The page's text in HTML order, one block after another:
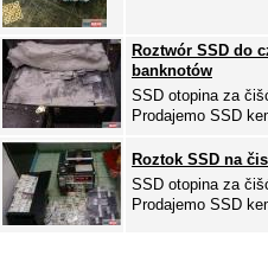
Roztwór SSD do
banknotów
SSD otopina za
Prodajemo SSD
Roztok SSD na
SSD otopina za
Prodajemo SSD